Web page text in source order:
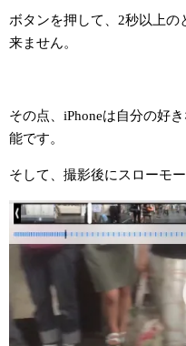
ボタンを押して、2秒以上の
来ません。
その点、iPhoneは自分の好
能です。
そして、撮影後にスローモ